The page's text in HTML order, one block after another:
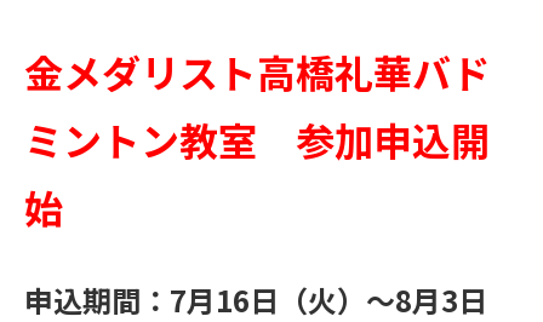
金メダリスト高橋礼華バド
ミントン教室 参加申込開
始
申込期間：7月16日（火）～8月3日